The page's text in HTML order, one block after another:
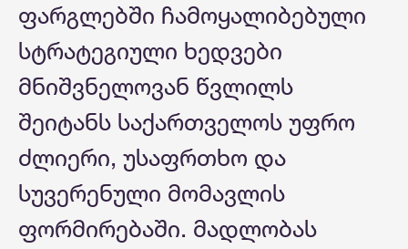
ფარგლებში ჩამოყალიბებული
სტრატეგიული ხედვები
მნიშვნელოვან წვლილს
შეიტანს საქართველოს უფრო
ძლიერი, უსაფრთხო და
სუვერენული მომავლის
ფორმირებაში. მადლობას